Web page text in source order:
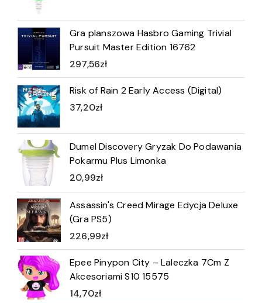
Gra planszowa Hasbro Gaming Trivial
Pursuit Master Edition 16762
297,56zł
Risk of Rain 2 Early Access (Digital)
37,20zł
Dumel Discovery Gryzak Do Podawania
Pokarmu Plus Limonka
20,99zł
Assassin's Creed Mirage Edycja Deluxe
(Gra PS5)
226,99zł
Epee Pinypon City – Laleczka 7Cm Z
Akcesoriami S10 15575
14,70zł